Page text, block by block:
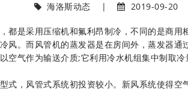
海洛斯动态 | 2019-09-20
都是采用压缩机和氟利昂制冷，不同的是商
风。而风管机的蒸发器是在房间外，蒸发器
空气作为输送介质;它利用冷水机组集中制取
式，风管式系统初投资较小。新风系统使得空